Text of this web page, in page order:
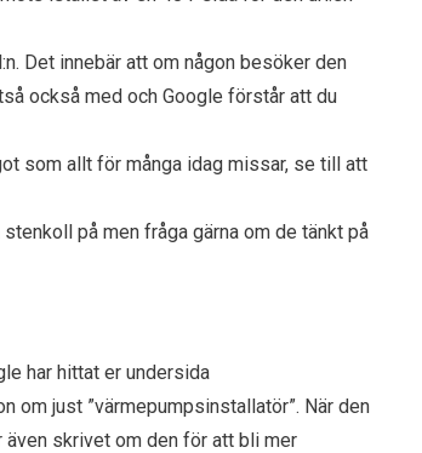
Det innebär att om någon besöker den
också med och Google förstår att du
som allt för många idag missar, se till att
på men fråga gärna om de tänkt på
har hittat er undersida
om just ”värmepumpsinstallatör”. När den
även skrivet om den för att bli mer